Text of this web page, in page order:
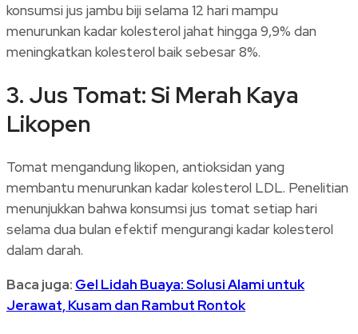
konsumsi jus jambu biji selama 12 hari mampu
menurunkan kadar kolesterol jahat hingga 9,9% dan
meningkatkan kolesterol baik sebesar 8%.
3. Jus Tomat: Si Merah Kaya
Likopen
Tomat mengandung likopen, antioksidan yang
membantu menurunkan kadar kolesterol LDL. Penelitian
menunjukkan bahwa konsumsi jus tomat setiap hari
selama dua bulan efektif mengurangi kadar kolesterol
dalam darah.
Baca juga: Gel Lidah Buaya: Solusi Alami untuk
Jerawat, Kusam dan Rambut Rontok